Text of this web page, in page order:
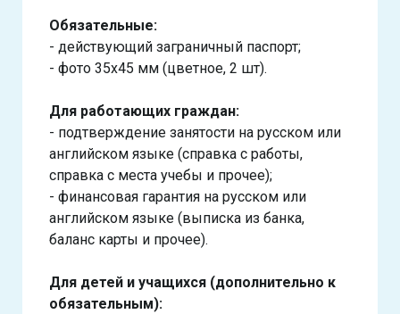
Обязательные:
- действующий заграничный паспорт;
- фото 35х45 мм (цветное, 2 шт).
Для работающих граждан:
- подтверждение занятости на русском или
английском языке (справка с работы,
справка с места учебы и прочее);
- финансовая гарантия на русском или
английском языке (выписка из банка,
баланс карты и прочее).
Для детей и учащихся (дополнительно к
обязательным):